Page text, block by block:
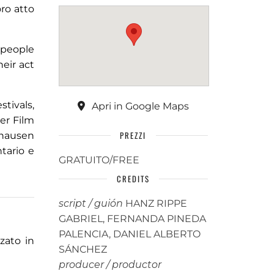
atto
act
Film
e
in
Apri in Google Maps
PREZZI
GRATUITO/FREE
CREDITS
script / guión HANZ RIPPE
GABRIEL, FERNANDA PINEDA
PALENCIA, DANIEL ALBERTO
SÁNCHEZ
producer / productor